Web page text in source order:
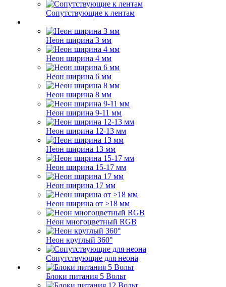
Сопутствующие к лентам
Неон ширина 3 мм
Неон ширина 4 мм
Неон ширина 6 мм
Неон ширина 8 мм
Неон ширина 9-11 мм
Неон ширина 12-13 мм
Неон ширина 13 мм
Неон ширина 15-17 мм
Неон ширина 17 мм
Неон ширина от >18 мм
Неон многоцветный RGB
Неон круглый 360°
Сопутствующие для неона
Блоки питания 5 Вольт